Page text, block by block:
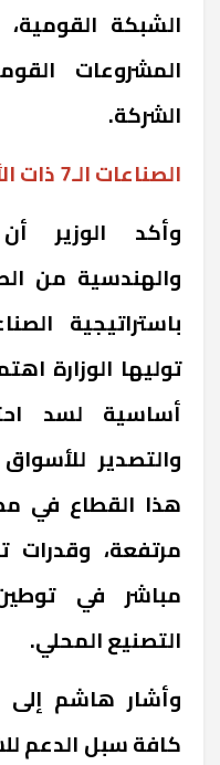
الشبكة
المشروعات
الشركة.
الصناعات الـ7 ذات الأولوية
وأكد الوزير أن
توليها الوزارة
أساسية لسد
والتصدير
هذا القطاع في
مرتفعة، وقدرات
مباشر في
التصنيع المحلي.
وأشار هاشم إلى
كافة سبل الدعم